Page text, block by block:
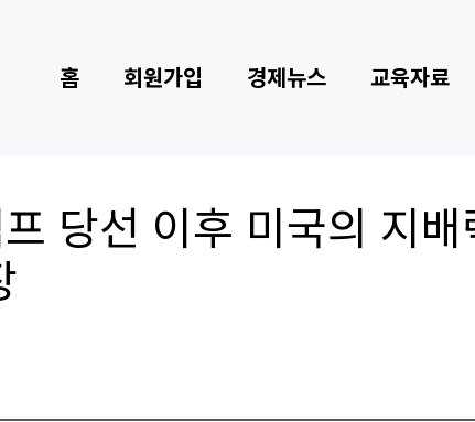
홈 회원가입 경제뉴스 교육자료
당선 이후 미국의 지배